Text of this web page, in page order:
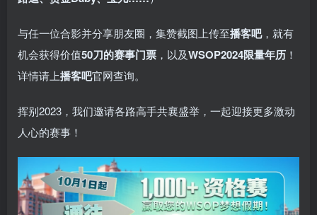
与任一位合影并分享朋友圈，集赞截图上传至播客吧，就有
机会获得价值50刀的赛事门票 ，以及WSOP2024限量年历 ！
详情请上播客吧官网查询。
挥别2023，我们邀请各路高手共襄盛举，一起迎接更多激动
人心的赛事！